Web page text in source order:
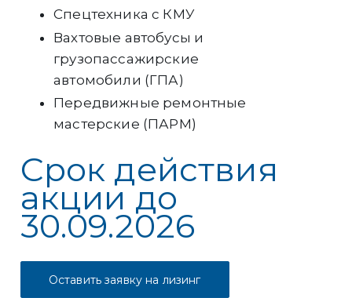
Спецтехника с КМУ
Вахтовые автобусы и
грузопассажирские
автомобили (ГПА)
Передвижные ремонтные
мастерские (ПАРМ)
Срок действия
акции до
30.09.2026
Оставить заявку на лизинг